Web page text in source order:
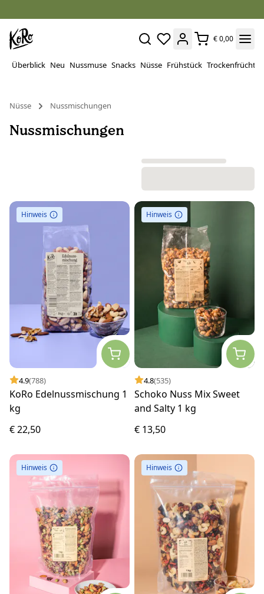
€ 0,00
Überblick Neu Nussmuse Snacks Nüsse Frühstück Trockenfrüchte
Nüsse
Nussmischungen
Nussmischungen
Hinweis
4.9(788)
KoRo Edelnussmischung 1
kg
€ 22,50
Hinweis
4.8(535)
Schoko Nuss Mix Sweet
and Salty 1 kg
€ 13,50
Hinweis Hinweis